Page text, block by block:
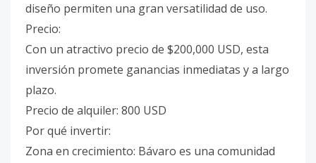
diseño permiten una gran versatilidad de uso.
Precio:
Con un atractivo precio de $200,000 USD, esta
inversión promete ganancias inmediatas y a largo
plazo.
Precio de alquiler: 800 USD
Por qué invertir:
Zona en crecimiento: Bávaro es una comunidad